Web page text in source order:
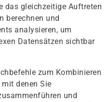
das gleichzeitige Auftreten
berechnen und
analysieren, um
Datensätzen sichtbar
zum Kombinieren
denen Sie
und